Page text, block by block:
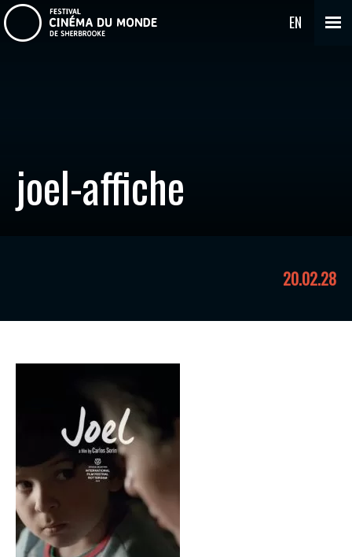
EN
joel-affiche
20.02.28